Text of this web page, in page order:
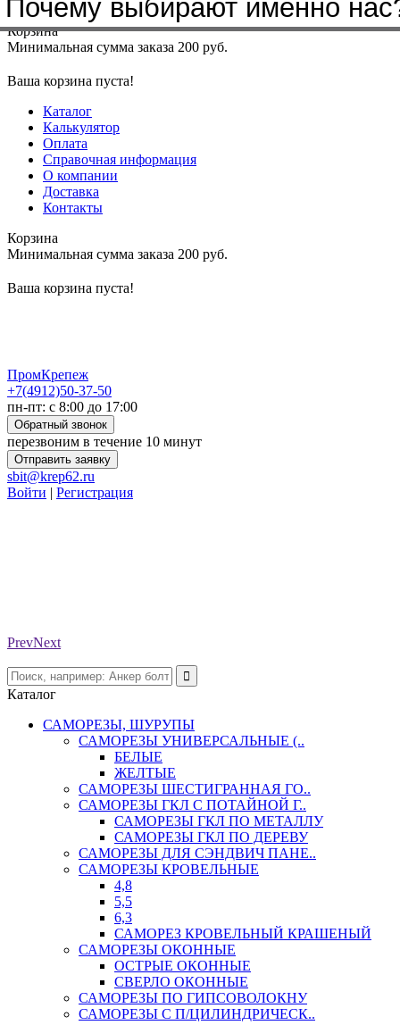
Меню+7(4912)50-37-50sbit@krep62.ru
Корзина
Минимальная сумма заказа 200 руб.
Ваша корзина пуста!
Каталог
Калькулятор
Оплата
Справочная информация
О компании
Доставка
Контакты
Корзина
Минимальная сумма заказа 200 руб.
Ваша корзина пуста!
ПромКрепеж
+7(4912)50-37-50
пн-пт: с 8:00 до 17:00
Обратный звонок
перезвоним в течение 10 минут
Отправить заявку
sbit@krep62.ru
Войти | Регистрация
PrevNext
Каталог
САМОРЕЗЫ, ШУРУПЫ
САМОРЕЗЫ УНИВЕРСАЛЬНЫЕ (..
БЕЛЫЕ
ЖЕЛТЫЕ
САМОРЕЗЫ ШЕСТИГРАННАЯ ГО..
САМОРЕЗЫ ГКЛ С ПОТАЙНОЙ Г..
САМОРЕЗЫ ГКЛ ПО МЕТАЛЛУ
САМОРЕЗЫ ГКЛ ПО ДЕРЕВУ
САМОРЕЗЫ ДЛЯ СЭНДВИЧ ПАНЕ..
САМОРЕЗЫ КРОВЕЛЬНЫЕ
4,8
5,5
6,3
САМОРЕЗ КРОВЕЛЬНЫЙ КРАШЕНЫЙ
САМОРЕЗЫ ОКОННЫЕ
ОСТРЫЕ ОКОННЫЕ
СВЕРЛО ОКОННЫЕ
САМОРЕЗЫ ПО ГИПСОВОЛОКНУ
САМОРЕЗЫ С П/ЦИЛИНДРИЧЕСК..
Почему выбирают именно